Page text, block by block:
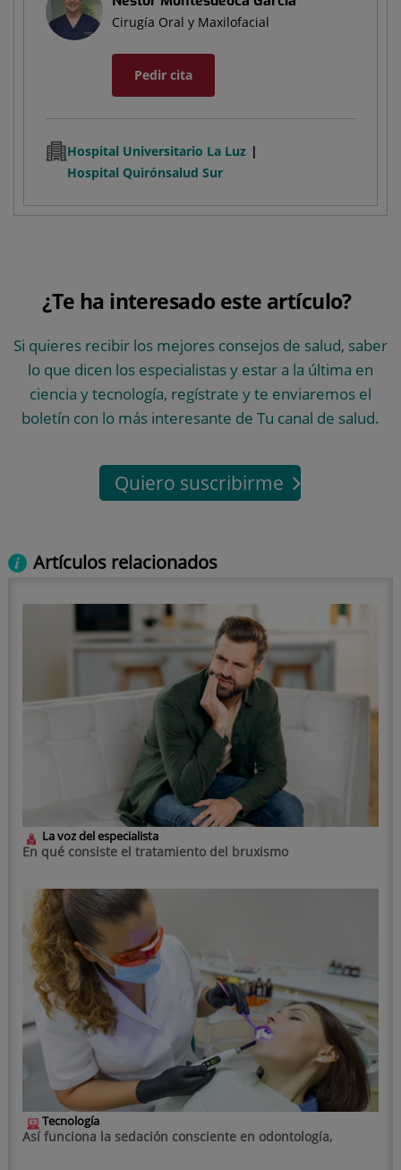
Cirugía Oral y Maxilofacial
Pedir cita
Hospital Universitario La Luz
Hospital Quirónsalud Sur
¿Te ha interesado este artículo?
Si quieres recibir los mejores consejos de salud, saber
lo que dicen los especialistas y estar a la última en
ciencia y tecnología, regístrate y te enviaremos el
boletín con lo más interesante de Tu canal de salud.
Quiero suscribirme
Artículos relacionados
La voz del especialista
En qué consiste el tratamiento del bruxismo
Tecnología
Así funciona la sedación consciente en odontología,